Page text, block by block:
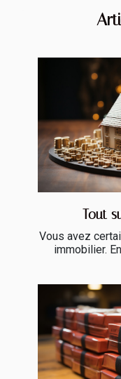
Tout
Vous avez
immobilier.